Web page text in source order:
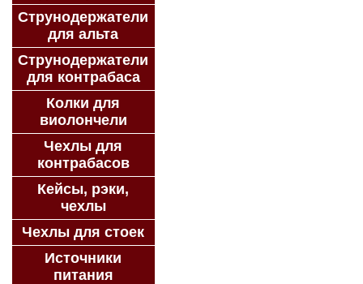
Струнодержатели
для альта
Струнодержатели
для контрабаса
Колки для
виолончели
Чехлы для
контрабасов
Кейсы, рэки,
чехлы
Чехлы для стоек
Источники
питания